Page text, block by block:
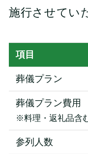
施行させてい
項目
葬儀プラン
葬儀プラン費用
※料理・返礼品含
参列人数